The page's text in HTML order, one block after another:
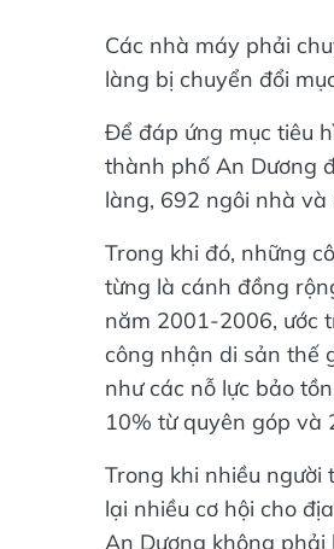
Các nhà máy phải
làng bị chuyển đổi
Để đáp ứng mục tiêu
thành phố An Dương
làng, 692 ngôi nhà và
Trong khi đó, những
từng là cánh đồng
năm 2001-2006, ước
công nhận di sản thế
như các nỗ lực bảo
10% từ quyên góp và
Trong khi nhiều người
lại nhiều cơ hội cho
An Dương không